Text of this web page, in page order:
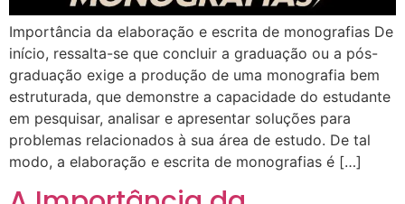
Importância da elaboração e escrita de monografias De
início, ressalta-se que concluir a graduação ou a pós-
graduação exige a produção de uma monografia bem
estruturada, que demonstre a capacidade do estudante
em pesquisar, analisar e apresentar soluções para
problemas relacionados à sua área de estudo. De tal
modo, a elaboração e escrita de monografias é […]